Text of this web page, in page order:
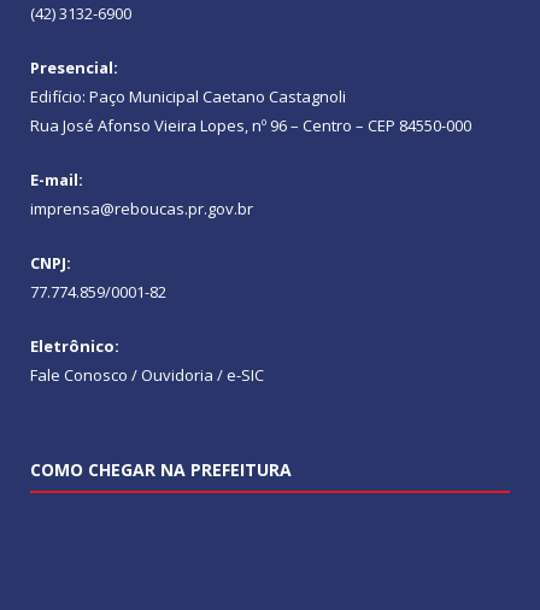
(42) 3132-6900
Presencial:
Edifício: Paço Municipal Caetano Castagnoli
Rua José Afonso Vieira Lopes, nº 96 – Centro – CEP 84550-000
E-mail:
imprensa@reboucas.pr.gov.br
CNPJ:
77.774.859/0001-82
Eletrônico:
Fale Conosco / Ouvidoria / e-SIC
COMO CHEGAR NA PREFEITURA